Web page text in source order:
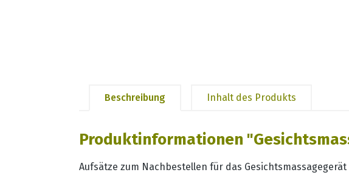
Beschreibung Inhalt des Produkts
Produktinformationen
Aufsätze zum Nachbestellen für das Gesichtsmassagegerät